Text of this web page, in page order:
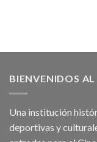
BIENVENIDOS
Una institución
deportivas y